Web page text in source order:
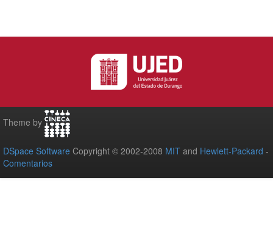
Theme by
DSpace Software Copyright © 2002-2008 MIT and Hewlett-Packard -
Comentarios